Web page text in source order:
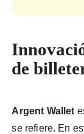
de
Argent Wallet
se refiere. En